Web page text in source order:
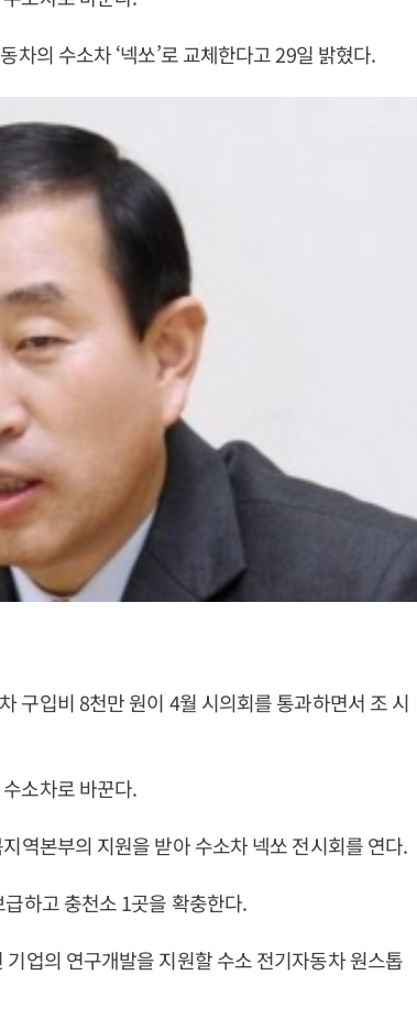
차의 수소차 ‘넥쏘’로 교체한다고 29일 밝혔다.
구입비 8천만 원이 4월 시의회를 통과하면서 조 시
소차로 바꾼다.
역본부의 지원을 받아 수소차 넥쏘 전시회를 연다.
하고 충천소 1곳을 확충한다.
업의 연구개발을 지원할 수소 전기자동차 원스톱